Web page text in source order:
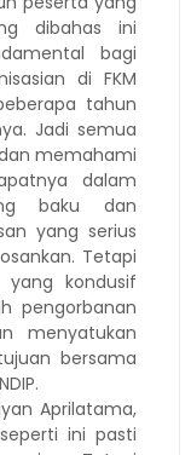
dibahas ini
bagi
di FKM
tahun
Jadi semua
memahami
dalam
baku dan
yang serius
Tetapi
kondusif
pengorbanan
menyatukan
bersama
Aprilatama,
ini pasti